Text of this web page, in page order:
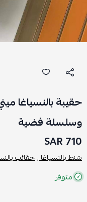
حقيبة بالنسياغا
وسلسلة فضية
710 SAR
شنط بالنسياغا ,حقائب
متوفر